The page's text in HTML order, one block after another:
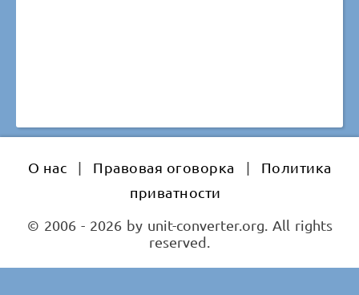
О нас | Правовая оговорка |
Политика
приватности
© 2006 - 2026 by unit-converter.org. All rights
reserved.